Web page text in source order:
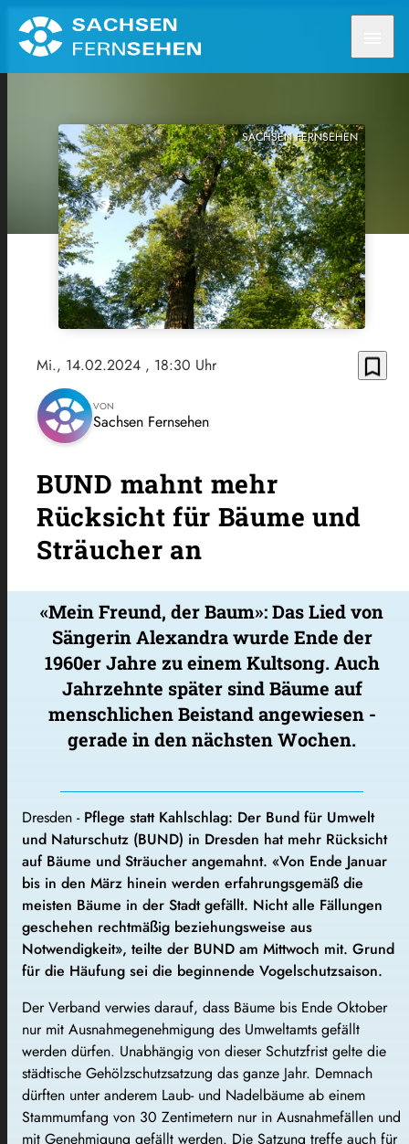
SACHSEN FERNSEHEN
Mi., 14.02.2024 , 18:30 Uhr bookmark_border
VON
Sachsen Fernsehen
BUND mahnt mehr
Rücksicht für Bäume und
Sträucher an
«Mein Freund, der Baum»: Das Lied von
Sängerin Alexandra wurde Ende der
1960er Jahre zu einem Kultsong. Auch
Jahrzehnte später sind Bäume auf
menschlichen Beistand angewiesen -
gerade in den nächsten Wochen.
Dresden - Pflege statt Kahlschlag: Der Bund für Umwelt
und Naturschutz (BUND) in Dresden hat mehr Rücksicht
auf Bäume und Sträucher angemahnt. «Von Ende Januar
bis in den März hinein werden erfahrungsgemäß die
meisten Bäume in der Stadt gefällt. Nicht alle Fällungen
geschehen rechtmäßig beziehungsweise aus
Notwendigkeit», teilte der BUND am Mittwoch mit. Grund
für die Häufung sei die beginnende Vogelschutzsaison.
Der Verband verwies darauf, dass Bäume bis Ende Oktober
nur mit Ausnahmegenehmigung des Umweltamts gefällt
werden dürfen. Unabhängig von dieser Schutzfrist gelte die
städtische Gehölzschutzsatzung das ganze Jahr. Demnach
dürften unter anderem Laub- und Nadelbäume ab einem
Stammumfang von 30 Zentimetern nur in Ausnahmefällen und
mit Genehmigung gefällt werden. Die Satzung treffe auch für